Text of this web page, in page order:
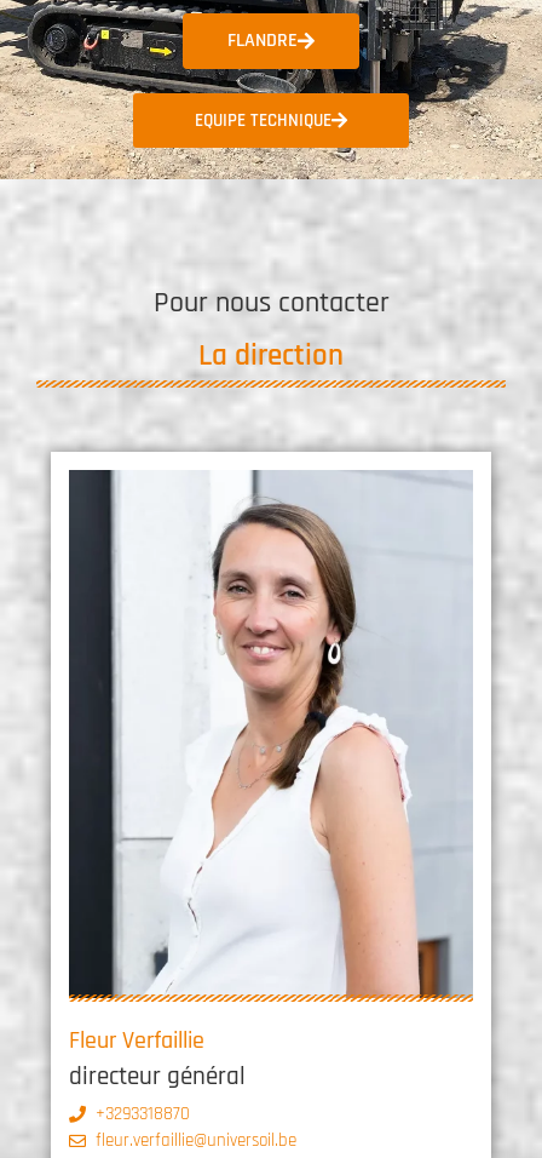
FLANDRE
EQUIPE TECHNIQUE
Pour nous contacter
La direction
Fleur Verfaillie
directeur général
+3293318870
fleur.verfaillie@universoil.be